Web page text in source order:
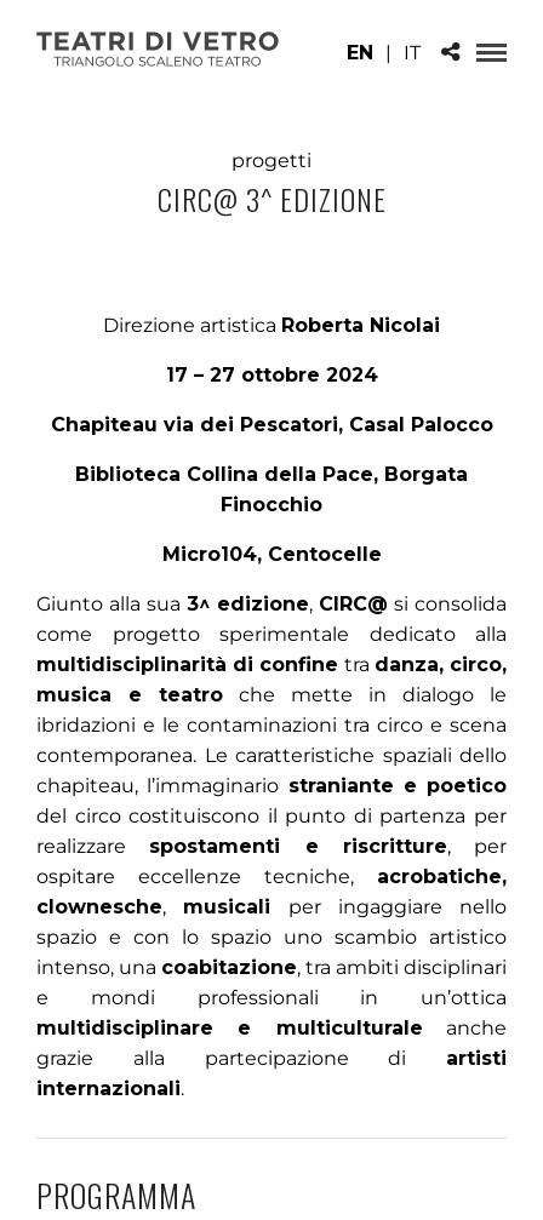
EN | IT
progetti
CIRC@ 3^ EDIZIONE
Direzione artistica Roberta Nicolai
17 – 27 ottobre 2024
Chapiteau via dei Pescatori, Casal Palocco
Biblioteca Collina della Pace, Borgata
Finocchio
Micro104, Centocelle
Giunto alla sua 3^ edizione, CIRC@ si consolida
come progetto sperimentale dedicato alla
multidisciplinarità di confine tra danza, circo,
musica e teatro che mette in dialogo le
ibridazioni e le contaminazioni tra circo e scena
contemporanea. Le caratteristiche spaziali dello
chapiteau, l’immaginario straniante e poetico
del circo costituiscono il punto di partenza per
realizzare spostamenti e riscritture, per
ospitare eccellenze tecniche, acrobatiche,
clownesche, musicali per ingaggiare nello
spazio e con lo spazio uno scambio artistico
intenso, una coabitazione, tra ambiti disciplinari
e mondi professionali in un’ottica
multidisciplinare e multiculturale anche
grazie alla partecipazione di artisti
internazionali.
PROGRAMMA